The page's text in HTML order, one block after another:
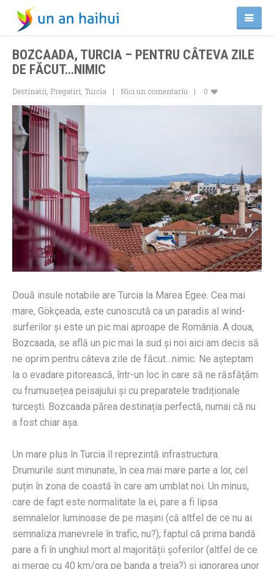
BOZCAADA, TURCIA – PENTRU CÂTEVA ZILE
DE FĂCUT…NIMIC
Destinatii Pregatiri Turcia Nici un comentariu 0
Două insule notabile are Turcia la Marea Egee. Cea mai
mare, Gökçeada, este cunoscută ca un paradis al wind-
surferilor și este un pic mai aproape de România. A doua,
Bozcaada, se află un pic mai la sud și noi aici am decis să
ne oprim pentru câteva zile de făcut…nimic. Ne așteptam
la o evadare pitorească, într-un loc în care să ne răsfățăm
cu frumusețea peisajului și cu preparatele tradiționale
turcești. Bozcaada părea destinația perfectă, numai că nu
a fost chiar așa.
Un mare plus în Turcia îl reprezintă infrastructura.
Drumurile sunt minunate, în cea mai mare parte a lor, cel
puțin în zona de coastă în care am umblat noi. Un minus,
care de fapt este normalitate la ei, pare a fi lipsa
semnalelor luminoase de pe mașini (că altfel de ce nu ai
semnaliza manevrele în trafic, nu?), faptul că prima bandă
pare a fi în unghiul mort al majorității șoferilor (altfel de ce
ai merge cu 40 km/ora pe banda a treia?) și ignorarea unor